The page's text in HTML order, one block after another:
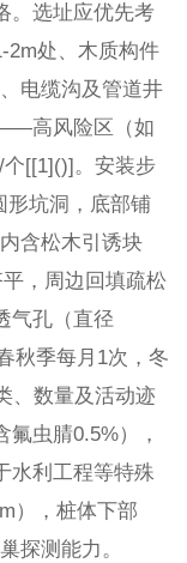
。选址应优先考
2m处、木质构件
电缆沟及管道井
高风险区（如
[[1]()]。安装步
形坑洞，底部铺
含松木引诱块
，周边回填疏松
气孔（直径
秋季每月1次，冬
、数量及活动迹
虫腈0.5%），
水利工程等特殊
），桩体下部
探测能力。